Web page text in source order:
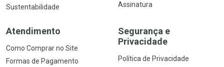
Sustentabilidade
Assinatura
Atendimento
Como Comprar no Site
Formas de Pagamento
Segurança e
Privacidade
Política de Privacidade